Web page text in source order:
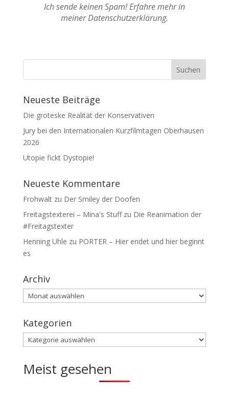
Ich sende keinen Spam! Erfahre mehr in
meiner Datenschutzerklärung.
Neueste Beiträge
Die groteske Realität der Konservativen
Jury bei den Internationalen Kurzfilmtagen Oberhausen
2026
Utopie fickt Dystopie!
Neueste Kommentare
Frohwaltzu Der Smiley der Doofen
Freitagstexterei – Mina's Stuffzu Die Reanimation der
#Freitagstexter
Henning Uhle zu PORTER – Hier endet und hier beginnt
es
Archiv
Archiv
Kategorien
Kategorien
Meist gesehen